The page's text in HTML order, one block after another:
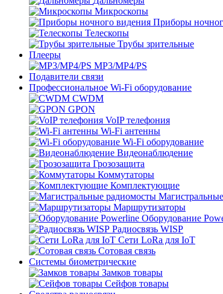
Микроскопы
Приборы
Телескопы
Трубы зрительные
Плееры
MP3/MP4/PS
Подавители связи
Профессиональное Wi-Fi оборудование
CWDM
GPON
VoIP телефония
Wi-Fi антенны
Wi-Fi оборудование
Видеонаблюдение
Грозозащита
Коммутаторы
Комплектующие
Маршрутизаторы
Оборудование
Радиосвязь WISP
Сети LoRa для IoT
Сотовая связь
Системы биометрические
Замков товары
Сейфов товары